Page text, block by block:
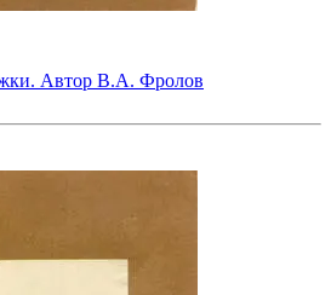
Автор В.А. Фролов